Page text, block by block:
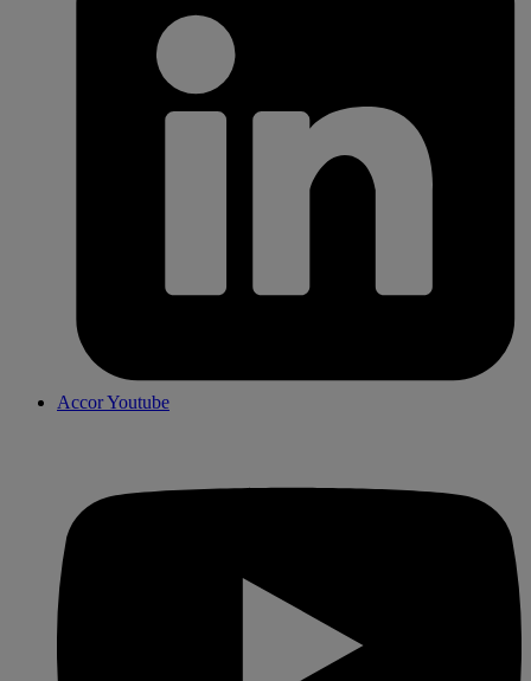
Accor Youtube